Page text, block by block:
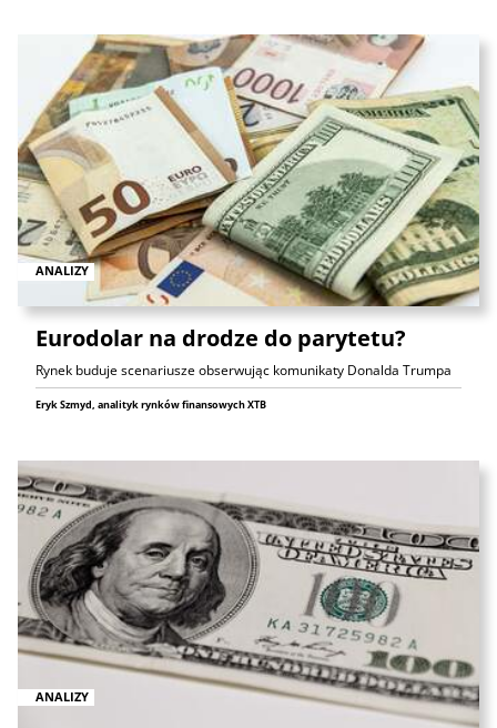
ANALIZY
Eurodolar na drodze do parytetu?
Rynek buduje scenariusze obserwując komunikaty Donalda Trumpa
Eryk Szmyd, analityk rynków finansowych XTB
ANALIZY